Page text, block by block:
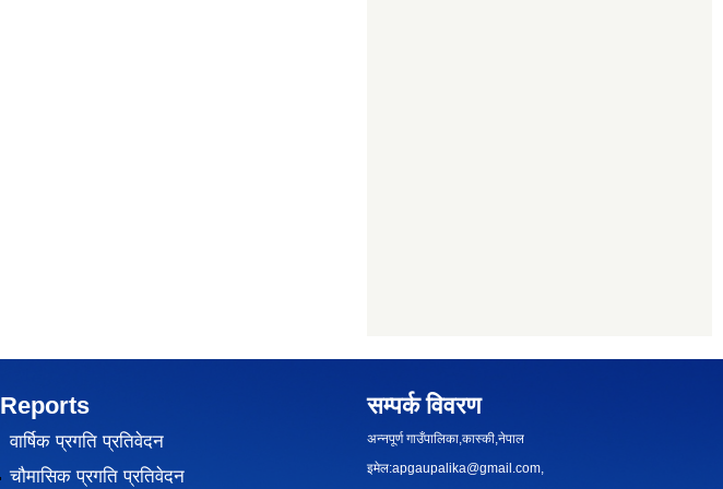
Reports
वार्षिक प्रगति प्रतिवेदन
चौमासिक प्रगति प्रतिवेदन
सम्पर्क विवरण
अन्नपूर्ण गाउँपालिका,कास्की,नेपाल
इमेल:apgaupalika@gmail.com